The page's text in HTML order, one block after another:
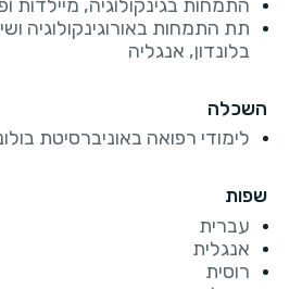
התמחות בגינקולוגיה, מיילדות
תת התמחות באורוגינקולוגיה
בלונדון, אנגליה
השכלה
לימודי רפואה באוניברסיטת
שפות
עברית
אנגלית
רוסית